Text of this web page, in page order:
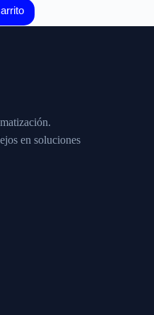
en soluciones